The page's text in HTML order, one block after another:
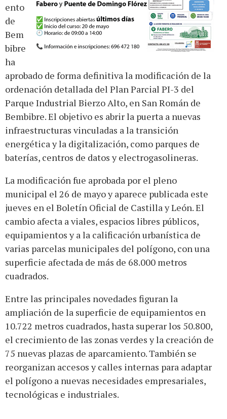
ento
de
Bem
bibre
ha
aprobado de forma definitiva la modificación de la
ordenación detallada del Plan Parcial PI-3 del
Parque Industrial Bierzo Alto, en San Román de
Bembibre. El objetivo es abrir la puerta a nuevas
infraestructuras vinculadas a la transición
energética y la digitalización, como parques de
baterías, centros de datos y electrogasolineras.
La modificación fue aprobada por el pleno
municipal el 26 de mayo y aparece publicada este
jueves en el Boletín Oficial de Castilla y León. El
cambio afecta a viales, espacios libres públicos,
equipamientos y a la calificación urbanística de
varias parcelas municipales del polígono, con una
superficie afectada de más de 68.000 metros
cuadrados.
Entre las principales novedades figuran la
ampliación de la superficie de equipamientos en
10.722 metros cuadrados, hasta superar los 50.800,
el crecimiento de las zonas verdes y la creación de
75 nuevas plazas de aparcamiento. También se
reorganizan accesos y calles internas para adaptar
el polígono a nuevas necesidades empresariales,
tecnológicas e industriales.